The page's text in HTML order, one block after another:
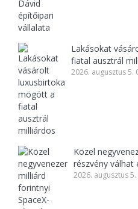
Lakásokat
fiatal ausztrál
2026. augusztus 5.
Közel
részvény válhat
2026. augusztus 5.